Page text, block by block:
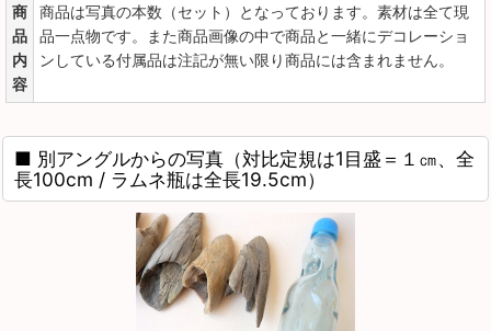
商
品
内
容
商品は写真の本数（セット）となっております。素材は全て現
品一点物です。また商品画像の中で商品と一緒にデコレーショ
ンしている付属品は注記が無い限り商品には含まれません。
■ 別アングルからの写真（対比定規は1目盛＝１㎝、全
長100cm / ラムネ瓶は全長19.5cm）